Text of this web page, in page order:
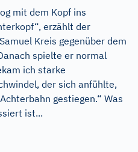
mit dem Kopf ins
erzählt der
Kreis gegenüber dem
spielte er normal
ich starke
der sich anfühlte,
gestiegen.“ Was
ist...